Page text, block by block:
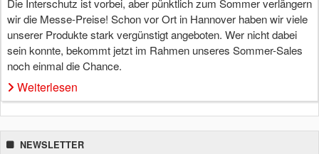
Die Interschutz ist vorbei, aber pünktlich zum Sommer verlängern
wir die Messe-Preise! Schon vor Ort in Hannover haben wir viele
unserer Produkte stark vergünstigt angeboten. Wer nicht dabei
sein konnte, bekommt jetzt im Rahmen unseres Sommer-Sales
noch einmal die Chance.
Weiterlesen
NEWSLETTER